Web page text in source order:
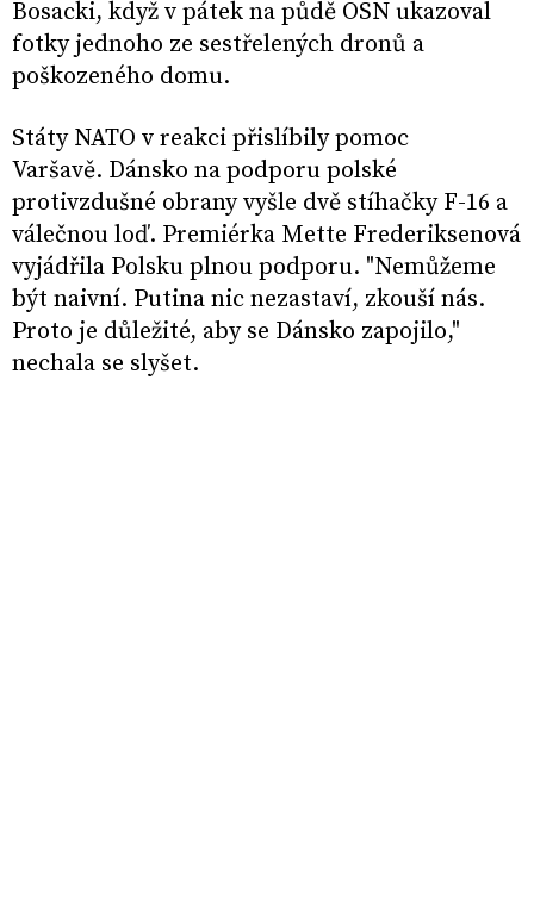
Bosacki, když v pátek na půdě OSN ukazoval
fotky jednoho ze sestřelených dronů a
poškozeného domu.
Státy NATO v reakci přislíbily pomoc
Varšavě. Dánsko na podporu polské
protivzdušné obrany vyšle dvě stíhačky F-16 a
válečnou loď. Premiérka Mette Frederiksenová
vyjádřila Polsku plnou podporu. "Nemůžeme
být naivní. Putina nic nezastaví, zkouší nás.
Proto je důležité, aby se Dánsko zapojilo,"
nechala se slyšet.